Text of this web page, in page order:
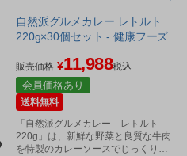
自然派グルメカレー レトルト
220g×30個セット - 健康フーズ
販売価格 ¥11,988税込
会員価格あり
送料無料
「自然派グルメカレー レトルト
220g」は、新鮮な野菜と良質な牛肉
を特製のカレーソースでじっくり煮